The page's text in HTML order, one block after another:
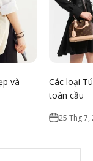
và
Các loại
toàn cầu
25 Thg 7,